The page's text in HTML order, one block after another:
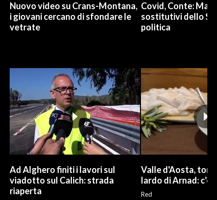
Nuovo video su Crans-Montana,
i giovani cercano di sfondare le
vetrate
Covid, Conte: Mai
sostitutivi dello
politica
Ad Alghero finiti i lavori sul
viadotto sul Calich: strada
riaperta
Valle d'Aosta,
lardo di Arnad: c'è
Red